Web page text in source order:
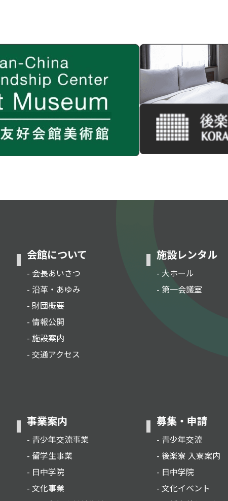
会館について
- 会長あいさつ
- 沿革・あゆみ
- 財団概要
- 情報公開
- 施設案内
- 交通アクセス
施設レンタル
- 大ホール
- 第一会議室
事業案内
- 青少年交流事業
- 留学生事業
- 日中学院
- 文化事業
募集・申請
- 青少年交流
- 後楽寮 入寮案内
- 日中学院
- 文化イベント